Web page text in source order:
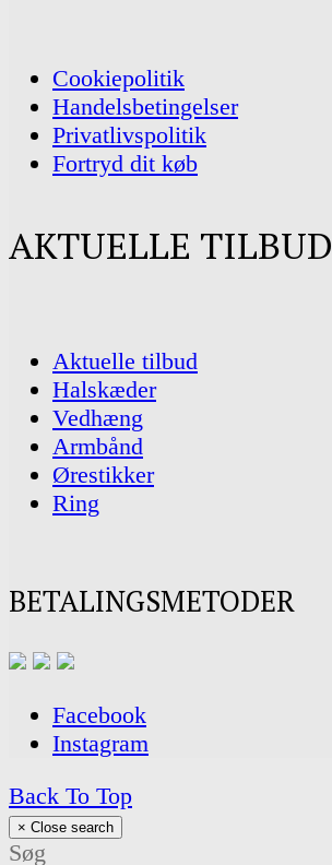
Cookiepolitik
Handelsbetingelser
Privatlivspolitik
Fortryd dit køb
AKTUELLE TILBUD
Aktuelle tilbud
Halskæder
Vedhæng
Armbånd
Ørestikker
Ring
BETALINGSMETODER
Facebook
Instagram
Back To Top
× Close search
Søg